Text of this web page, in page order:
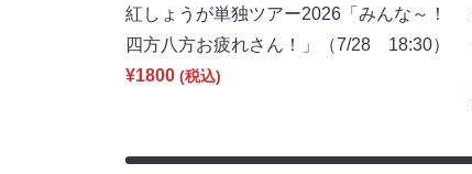
紅しょうが単独ツアー2026「みんな～！
四方八方お疲れさん！」（7/28 18:30）
¥1800 (税込)